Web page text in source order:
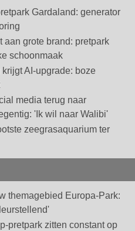
Gardaland: generator
grote brand: pretpark
schoonmaak
AI-upgrade: boze
media terug naar
'Ik wil naar Walibi'
zeegrasaquarium ter
themagebied Europa-Park:
pretpark zitten constant op